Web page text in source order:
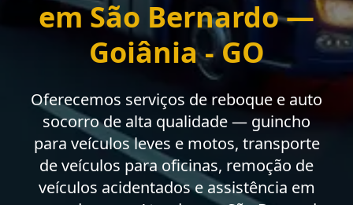
em São Bernardo —
Goiânia - GO
Oferecemos serviços de reboque e auto
socorro de alta qualidade — guincho
para veículos leves e motos, transporte
de veículos para oficinas, remoção de
veículos acidentados e assistência em